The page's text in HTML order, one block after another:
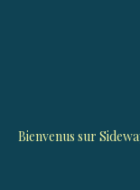
Bienvenus sur